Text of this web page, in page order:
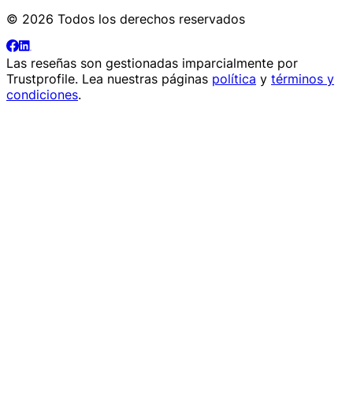
© 2026 Todos los derechos reservados
Las reseñas son gestionadas imparcialmente por
Trustprofile. Lea nuestras páginas política y términos y
condiciones.